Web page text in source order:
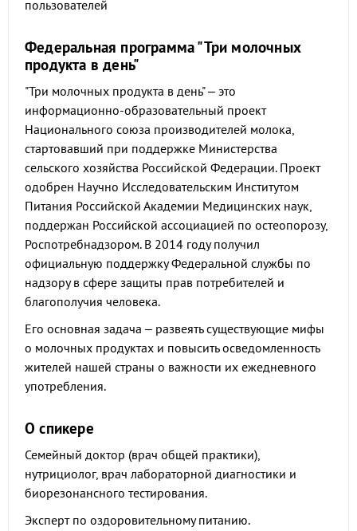
пользователей
Федеральная программа "Три молочных
продукта в день"
"Три молочных продукта в день" – это
информационно-образовательный проект
Национального союза производителей молока,
стартовавший при поддержке Министерства
сельского хозяйства Российской Федерации. Проект
одобрен Научно Исследовательским Институтом
Питания Российской Академии Медицинских наук,
поддержан Российской ассоциацией по остеопорозу,
Роспотребнадзором. В 2014 году получил
официальную поддержку Федеральной службы по
надзору в сфере защиты прав потребителей и
благополучия человека.
Его основная задача – развеять существующие мифы
о молочных продуктах и повысить осведомленность
жителей нашей страны о важности их ежедневного
употребления.
О спикере
Семейный доктор (врач общей практики),
нутрициолог, врач лабораторной диагностики и
биорезонансного тестирования.
Эксперт по оздоровительному питанию.